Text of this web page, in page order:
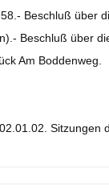
Beschluß über
Beschluß über
Am Boddenweg.
Sitzungen